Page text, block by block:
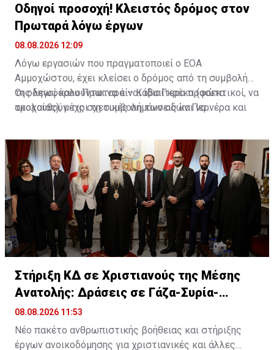
Οδηγοί προσοχή! Κλειστός δρόμος στον
Πρωταρά λόγω έργων
08.08.2026 12:09
Λόγω εργασιών που πραγματοποιεί ο ΕΟΑ
Αμμοχώστου, έχει κλείσει ο δρόμος από τη συμβολή
της λεωφόρου Πρωταρά – Κάβο Γκρέκο (φώτα
τροχαίας), μέχρι τη συμβολή των οδών Περνέρα και
Οι οδηγοί καλούνται να είναι ιδιαίτερα προσεκτικοί, να
ακολουθούν τις σχετικές σημάνσεις και να
Στήριξη ΚΔ σε Χριστιανούς της Μέσης
Ανατολής: Δράσεις σε Γάζα-Συρία-
Ιορδανία
08.08.2026 11:53
Νέο πακέτο ανθρωπιστικής βοήθειας και στήριξης
έργων ανοικοδόμησης για χριστιανικές και άλλες